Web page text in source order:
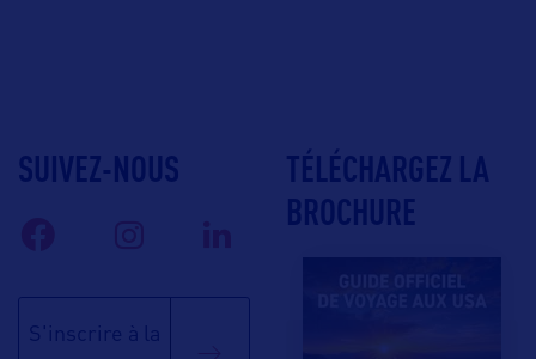
SUIVEZ-NOUS
S'inscrire à la
TÉLÉCHARGEZ LA
BROCHURE